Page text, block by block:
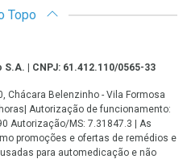
Topo
| CNPJ: 61.412.110/0565-33
Chácara Belenzinho - Vila Formosa
Autorização de funcionamento:
Autorização/MS: 7.31847.3 | As
promoções e ofertas de remédios e
para automedicação e não